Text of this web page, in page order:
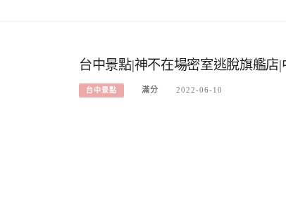
台中景點|神不在場密室逃脫旗艦
台中景點 滿分 2022-06-10